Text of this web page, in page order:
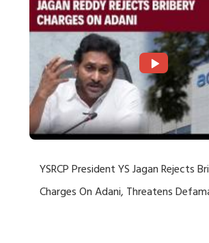
YSRCP President YS Jagan Rejects
Charges On Adani, Threatens